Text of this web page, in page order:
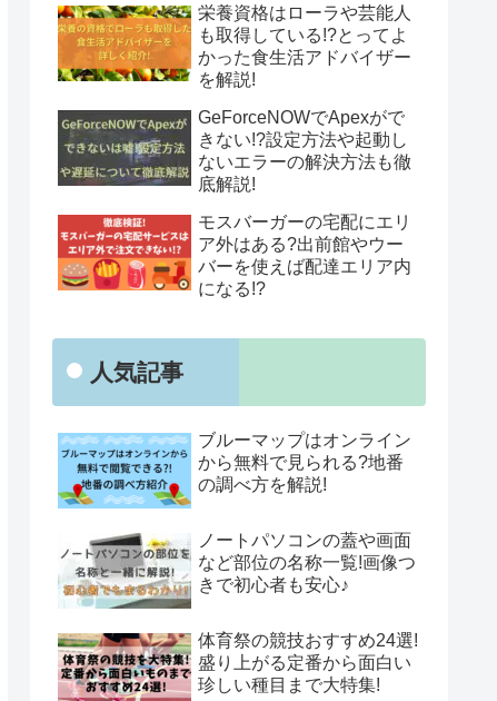
栄養資格はローラや芸能人
も取得している!?とってよ
かった食生活アドバイザー
を解説!
GeForceNOWでApexがで
きない!?設定方法や起動し
ないエラーの解決方法も徹
底解説!
モスバーガーの宅配にエリ
ア外はある?出前館やウー
バーを使えば配達エリア内
になる!?
人気記事
ブルーマップはオンライン
から無料で見られる?地番
の調べ方を解説!
ノートパソコンの蓋や画面
など部位の名称一覧!画像つ
きで初心者も安心♪
体育祭の競技おすすめ24選!
盛り上がる定番から面白い
珍しい種目まで大特集!